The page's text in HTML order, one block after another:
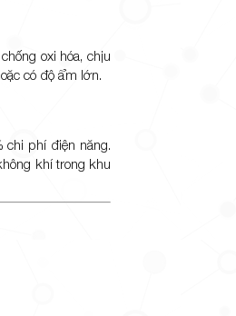
oxi hóa, chịu
có độ ẩm lớn.
chi phí điện năng.
khí trong khu